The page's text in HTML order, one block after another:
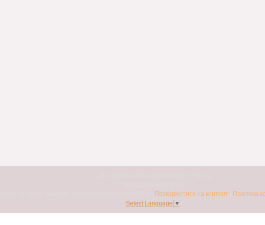
Поскаржитися на контент
Політика
Select Language ▼